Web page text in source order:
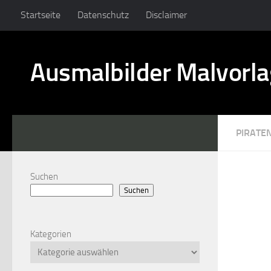
Startseite Datenschutz Disclaimer
Ausmalbilder
Suchen
Suchen
Kategorien